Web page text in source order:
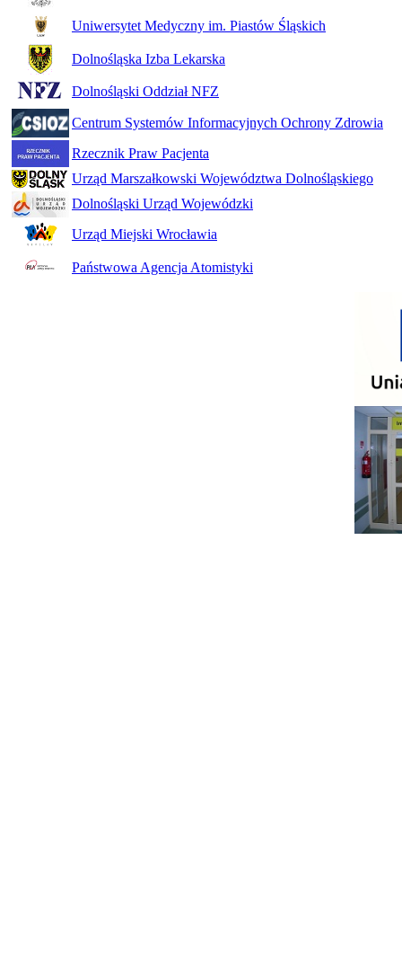
Uniwersytet Medyczny im. Piastów Śląskich
Dolnośląska Izba Lekarska
Dolnośląski Oddział NFZ
Centrum Systemów Informacyjnych Ochrony Zdrowia
Rzecznik Praw Pacjenta
Urząd Marszałkowski Województwa Dolnośląskiego
Dolnośląski Urząd Wojewódzki
Urząd Miejski Wrocławia
Państwowa Agencja Atomistyki